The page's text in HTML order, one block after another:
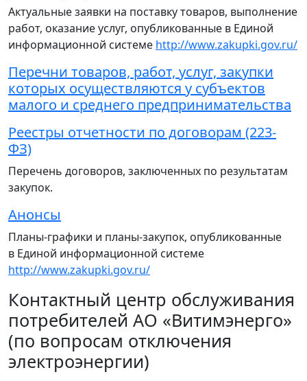
Актуальные заявки на поставку товаров, выполнение
работ, оказание услуг, опубликованные в Единой
информационной системе http://www.zakupki.gov.ru/
Перечни товаров, работ, услуг, закупки
которых осуществляются у субъектов
малого и среднего предпринимательства
Реестры отчетности по договорам (223-
ФЗ)
Перечень договоров, заключенных по результатам
закупок.
Анонсы
Планы-графики и планы-закупок, опубликованные
в Единой информационной системе
http://www.zakupki.gov.ru/
Контактный центр обслуживания
потребителей АО «Витимэнерго»
(по вопросам отключения
электроэнергии)